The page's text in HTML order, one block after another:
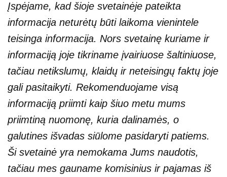
Įspėjame, kad šioje svetainėje pateikta
informacija neturėtų būti laikoma vienintele
teisinga informacija. Nors svetainę kuriame ir
informaciją joje tikriname įvairiuose šaltiniuose,
tačiau netikslumų, klaidų ir neteisingų faktų joje
gali pasitaikyti. Rekomenduojame visą
informaciją priimti kaip šiuo metu mums
priimtiną nuomonę, kuria dalinamės, o
galutines išvadas siūlome pasidaryti patiems.
Ši svetainė yra nemokama Jums naudotis,
tačiau mes gauname komisinius ir pajamas iš